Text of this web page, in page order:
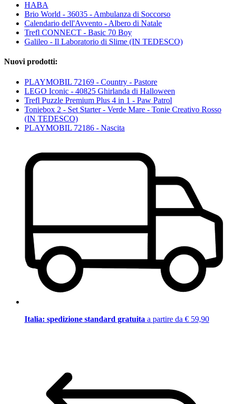
HABA
Brio World - 36035 - Ambulanza di Soccorso
Calendario dell'Avvento - Albero di Natale
Trefl CONNECT - Basic 70 Boy
Galileo - Il Laboratorio di Slime (IN TEDESCO)
Nuovi prodotti:
PLAYMOBIL 72169 - Country - Pastore
LEGO Iconic - 40825 Ghirlanda di Halloween
Trefl Puzzle Premium Plus 4 in 1 - Paw Patrol
Toniebox 2 - Set Starter - Verde Mare - Tonie Creativo Rosso
(IN TEDESCO)
PLAYMOBIL 72186 - Nascita
Italia: spedizione standard gratuita a partire da € 59,90